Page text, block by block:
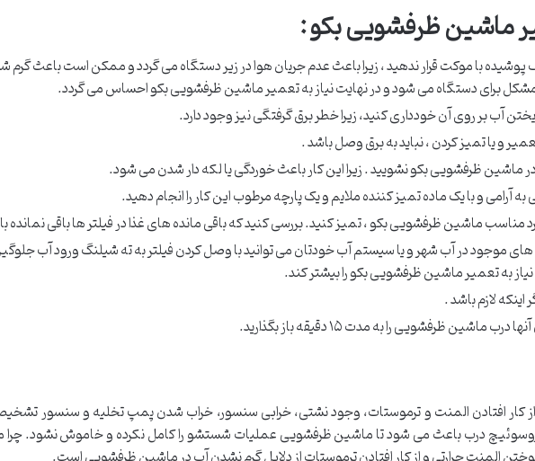
ماشین ظرفشویی بکو :
با موکت قرار ندهید ، زیرا باعث عدم جریان هوا در زیر دستگاه می گردد و ممکن است باعث
برای دستگاه می شود و در نهایت نیاز به تعمیر ماشین ظرفشویی بکو احساس می گردد.
آب بر روی آن خودداری کنید، زیرا خطر برق گرفتگی نیز وجود دارد.
و یا تمیز کردن ، نباید به برق وصل باشد .
در ماشین ظرفشویی بکو نشویید . زیرا این کار باعث خوردگی یا لکه دار شدن می شود.
و با یک ماده تمیز کننده ملایم و یک پارچه مرطوب این کار را انجام دهید.
مناسب ماشین ظرفشویی بکو ، تمیز کنید. بررسی کنید که باقی مانده های غذا در فیلتر ها باقی نمانده
موجود در آب شهر و یا سیستم آب خودتان می توانید با وصل کردن فیلتر به ته شیلنگ ورود آب
به تعمیر ماشین ظرفشویی بکو را بیشتر کند.
لازم باشد .
ظرفشویی را به مدت ۱۵ دقیقه باز بگذارید.
از کار افتادن المنت و ترموستات، وجود نشتی، خرابی سنسور، خراب شدن پمپ تخلیه و سنسور
درب باعث می شود تا ماشین ظرفشویی عملیات شستشو را کامل نکرده و خاموش نشود. چرا